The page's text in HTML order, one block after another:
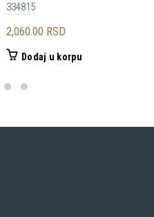
334815
2,060.00 RSD
Dodaj u korpu